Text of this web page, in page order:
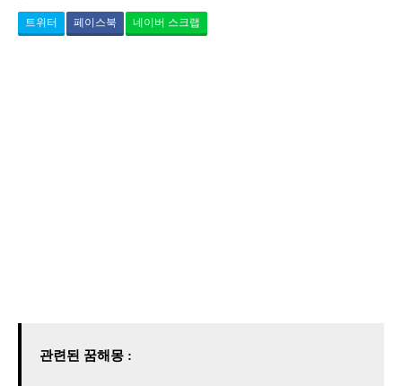
트위터 페이스북 네이버 스크랩
관련된 꿈해몽 :